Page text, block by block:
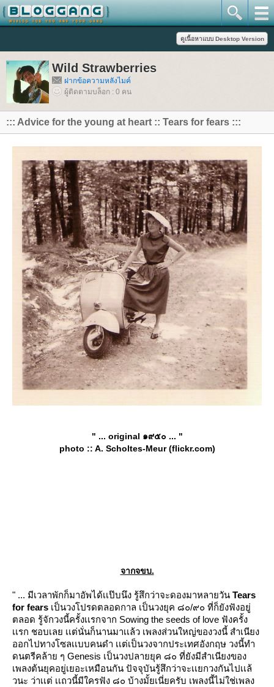
Wild Strawberries
ฝากข้อความหลังไมค์
ผู้ติดตามบล็อก : 0 คน
::: Advice for the young at heart :: Tears for fears :::
" ... original ๑๙๕๐ ... "
photo :: A. Scholtes-Meur (flickr.com)
จากจขบ.
" ... มีเวลาพักก็มาอัพได้เเป๊บนึง รู้สึกว่าจะดองมาหลายวัน Tears
for fears เป็นวงโปรดตลอดกาล เป็นวงยุค ๘๐/๙๐ ที่ก็ยังฟังอยู่
ตลอด รู้จักวงนี้ครั้งเเรกจาก Sowing the seeds of love ฟังครั้ง
เเรก ชอบเลย เเต่นั่นก็นานมาเเล้ว เพลงส่วนใหญ่ของวงนี้ สำเนียง
ออกไปทางโซลเเบบคนดำ เเต่เป็นวงจากประเทศอังกฤษ วงนี้ทำ
ดนตรีคล้าย ๆ Genesis เป็นวงปลายยุค ๘๐ ที่ยังมีสำเนียงของ
เพลงต้นยุคอยู่เยอะเหมือนกัน ปัจจุบันรู้สึกว่าจะเเยกวงกันไปเเล้
วนะ ว่าเเต่ เเถวนี้มีใครฟัง ๘๐ บ้างมั้ยเนี่ยครับ เพลงนี้ไม่ใช่เพลง